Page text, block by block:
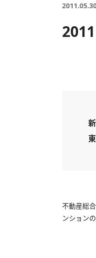
不動産総
ンション